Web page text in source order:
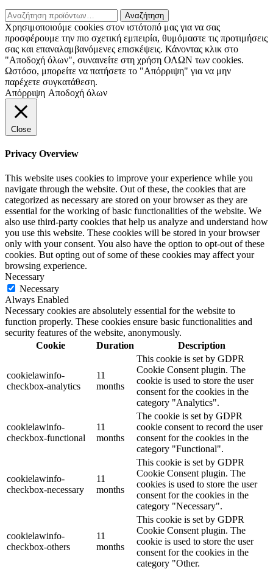
Αναζήτηση
για:
Αναζήτηση
Χρησιμοποιούμε cookies στον ιστότοπό μας για να σας
προσφέρουμε την πιο σχετική εμπειρία, θυμόμαστε τις προτιμήσεις
σας και επαναλαμβανόμενες επισκέψεις. Κάνοντας κλικ στο
"Αποδοχή όλων", συναινείτε στη χρήση ΟΛΩΝ των cookies.
Ωστόσο, μπορείτε να πατήσετε το "Απόρριψη" για να μην
παρέχετε συγκατάθεση.
Απόρριψη Αποδοχή όλων
Close
Privacy Overview
This website uses cookies to improve your experience while you
navigate through the website. Out of these, the cookies that are
categorized as necessary are stored on your browser as they are
essential for the working of basic functionalities of the website. We
also use third-party cookies that help us analyze and understand how
you use this website. These cookies will be stored in your browser
only with your consent. You also have the option to opt-out of these
cookies. But opting out of some of these cookies may affect your
browsing experience.
Necessary
Necessary
Always Enabled
Necessary cookies are absolutely essential for the website to
function properly. These cookies ensure basic functionalities and
security features of the website, anonymously.
Cookie
Duration Description
cookielawinfo-
checkbox-analytics
11
months
This cookie is set by GDPR
Cookie Consent plugin. The
cookie is used to store the user
consent for the cookies in the
category "Analytics".
cookielawinfo-
checkbox-functional
11
months
The cookie is set by GDPR
cookie consent to record the user
consent for the cookies in the
category "Functional".
cookielawinfo-
checkbox-necessary
11
months
This cookie is set by GDPR
Cookie Consent plugin. The
cookies is used to store the user
consent for the cookies in the
category "Necessary".
cookielawinfo-
checkbox-others
11
months
This cookie is set by GDPR
Cookie Consent plugin. The
cookie is used to store the user
consent for the cookies in the
category "Other.